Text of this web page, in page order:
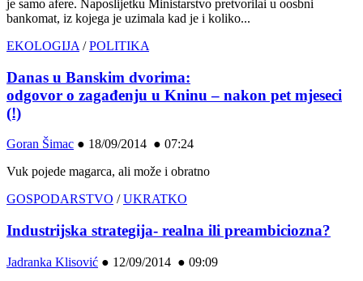
je samo afere. Naposlijetku Ministarstvo pretvorilai u oosbni
bankomat, iz kojega je uzimala kad je i koliko...
EKOLOGIJA /POLITIKA
Danas u Banskim dvorima:
odgovor o zagađenju u Kninu – nakon pet mjeseci
(!)
Goran Šimac ● 18/09/2014 ● 07:24
Vuk pojede magarca, ali može i obratno
GOSPODARSTVO /UKRATKO
Industrijska strategija- realna ili preambiciozna?
Jadranka Klisović ● 12/09/2014 ● 09:09